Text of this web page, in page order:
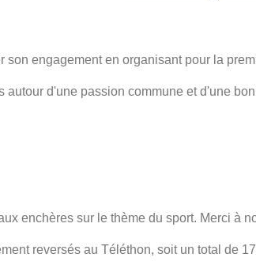
son engagement en organisant pour la
d'une passion commune et d'une
enchères sur le thème du sport. Merci à
reversés au Téléthon, soit un total de